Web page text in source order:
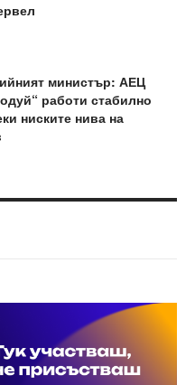
министър: АЕЦ
работи стабилно
ниските нива на